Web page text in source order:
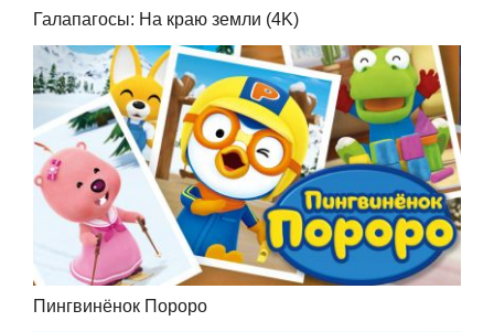
Галапагосы: На краю земли (4K)
Пингвинёнок Пороро